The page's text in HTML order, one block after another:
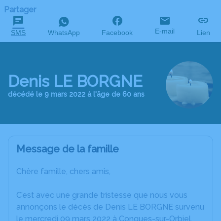
Partager
SMS WhatsApp Facebook E-mail Lien
Denis LE BORGNE
décédé le 9 mars 2022 à l'âge de 60 ans
Message de la famille
Chère famille, chers amis,
C’est avec une grande tristesse que nous vous
annonçons le décès de Denis LE BORGNE survenu
le mercredi 09 mars 2022 à Conques-sur-Orbiel.